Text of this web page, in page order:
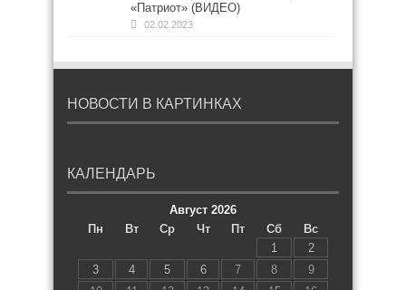
«Патриот» (ВИДЕО)
02.02.2023
НОВОСТИ В КАРТИНКАХ
КАЛЕНДАРЬ
Август 2026
Пн
Вт Ср Чт Пт Сб
Вс
1
2
3
4 5 6 7 8
9